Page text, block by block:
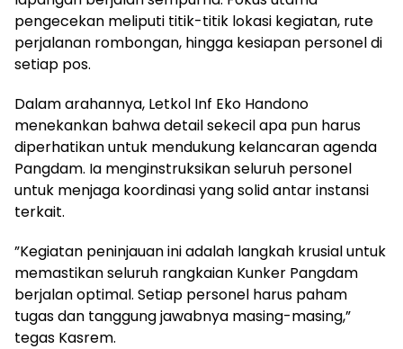
pengecekan meliputi titik-titik lokasi kegiatan, rute
perjalanan rombongan, hingga kesiapan personel di
setiap pos.
​Dalam arahannya, Letkol Inf Eko Handono
menekankan bahwa detail sekecil apa pun harus
diperhatikan untuk mendukung kelancaran agenda
Pangdam. Ia menginstruksikan seluruh personel
untuk menjaga koordinasi yang solid antar instansi
terkait.
​”Kegiatan peninjauan ini adalah langkah krusial untuk
memastikan seluruh rangkaian Kunker Pangdam
berjalan optimal. Setiap personel harus paham
tugas dan tanggung jawabnya masing-masing,”
tegas Kasrem.